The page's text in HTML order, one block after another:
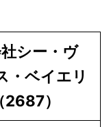
シー・ヴ
・ベイエリ
2687）